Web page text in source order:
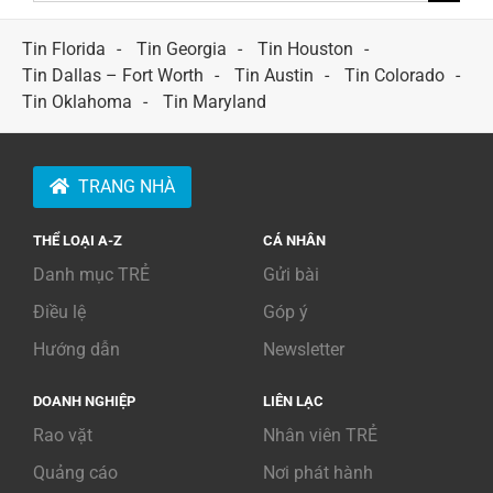
for:
Tin Florida
Tin Georgia
Tin Houston
Tin Dallas – Fort Worth
Tin Austin
Tin Colorado
Tin Oklahoma
Tin Maryland
TRANG NHÀ
THỂ LOẠI A-Z
Danh mục TRẺ
Điều lệ
Hướng dẫn
CÁ NHÂN
Gửi bài
Góp ý
Newsletter
DOANH NGHIỆP
Rao vặt
Quảng cáo
LIÊN LẠC
Nhân viên TRẺ
Nơi phát hành